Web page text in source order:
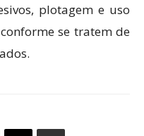
plotagem e uso
se tratem de